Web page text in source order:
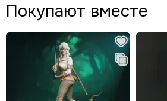
Покупают вместе